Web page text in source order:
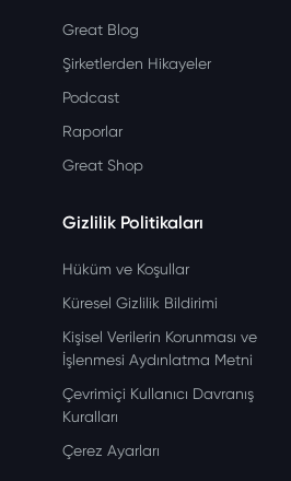
Great Blog
Şirketlerden Hikayeler
Podcast
Raporlar
Great Shop
Gizlilik Politikaları
Hüküm ve Koşullar
Küresel Gizlilik Bildirimi
Kişisel Verilerin Korunması ve
İşlenmesi Aydınlatma Metni
Çevrimiçi Kullanıcı Davranış
Kuralları
Çerez Ayarları